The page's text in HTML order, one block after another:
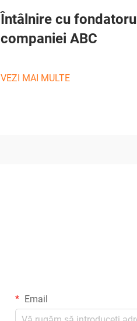
Întâlnire cu fondatorul
companiei ABC
VEZI MAI MULTE
Email